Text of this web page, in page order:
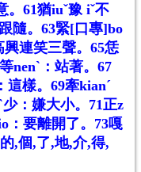
。61猶iuˇ豫 iˇ不
隨。63緊[口專]bo
興連笑三聲。65恁
nenˋ：站著。67
這樣。69牽kianˊ
少：嫌大小。71正z
：要離開了。73嘎
,個,了,地,介,得,